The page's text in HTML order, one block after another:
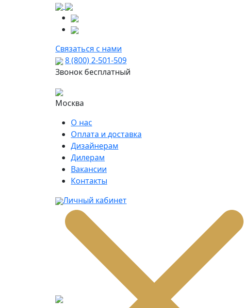
Связаться с нами
8 (800) 2-501-509
Звонок бесплатный
Москва
О нас
Оплата и доставка
Дизайнерам
Дилерам
Вакансии
Контакты
Личный кабинет